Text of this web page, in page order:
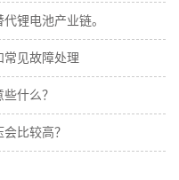
锂电池产业链。
常见故障处理
什么？
比较高？